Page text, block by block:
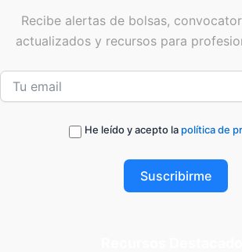
Recibe alertas de bolsas,
actualizados y recursos para
He leído y acepto la política de
Suscribirme